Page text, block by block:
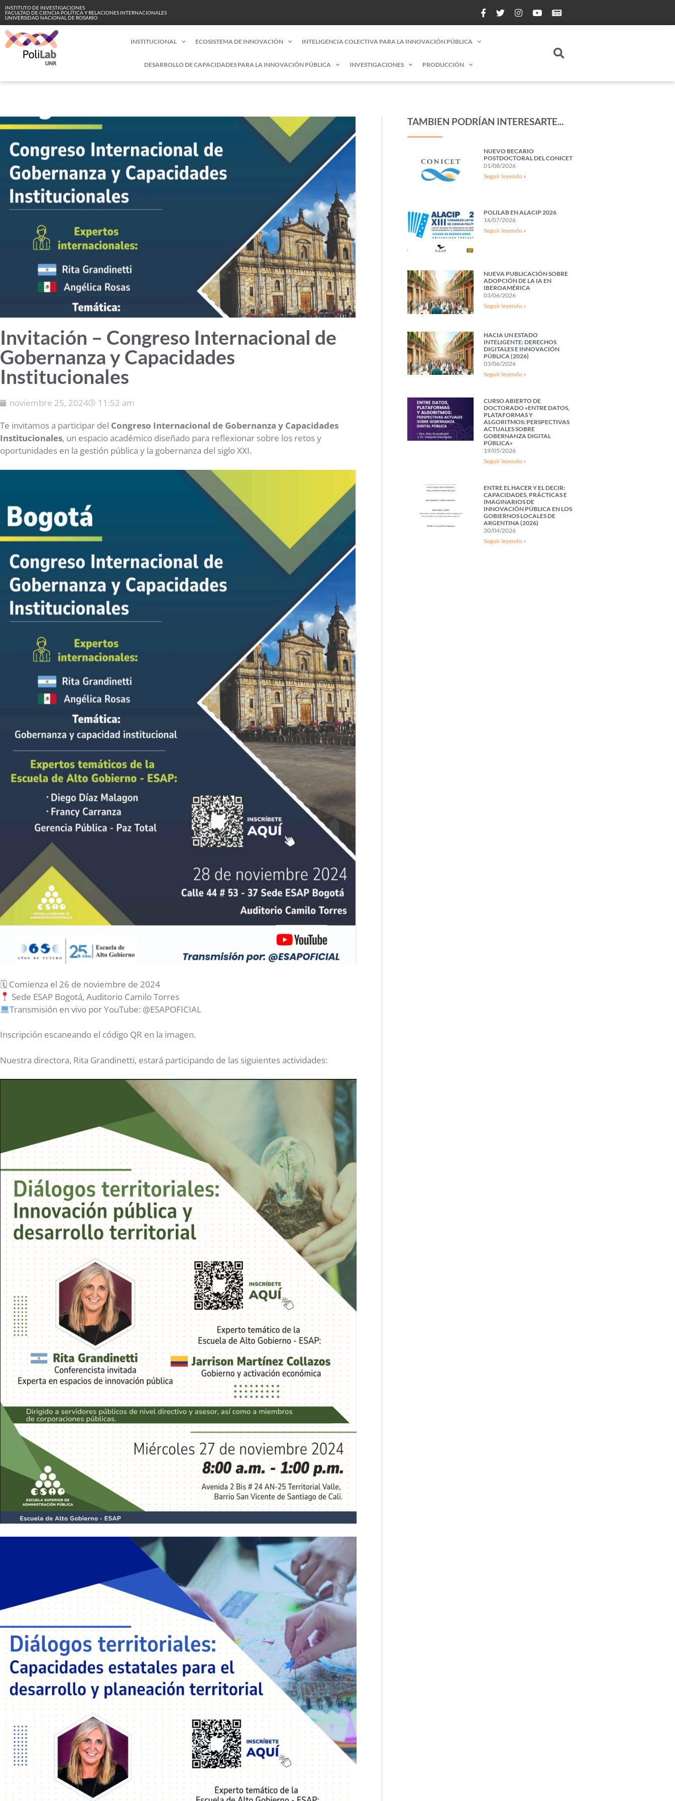
INSTITUTO DE INVESTIGACIONES
FACULTAD DE CIENCIA POLÍTICA Y RELACIONES INTERNACIONALES
UNIVERSIDAD NACIONAL DE ROSARIO
INSTITUCIONAL ECOSISTEMA DE INNOVACIÓN INTELIGENCIA COLECTIVA PARA LA INNOVACIÓN PÚBLICA
DESARROLLO DE CAPACIDADES PARA LA INNOVACIÓN PÚBLICA INVESTIGACIONES PRODUCCIÓN
Invitación – Congreso Internacional de
Gobernanza y Capacidades
Institucionales
noviembre 25, 2024
11:52 am
Te invitamos a participar del Congreso Internacional de Gobernanza y Capacidades
Institucionales, un espacio académico diseñado para reflexionar sobre los retos y
oportunidades en la gestión pública y la gobernanza del siglo XXI.
🗓 Comienza el 26 de noviembre de 2024
Sede ESAP Bogotá, Auditorio Camilo Torres
Transmisión en vivo por YouTube: @ESAPOFICIAL
Inscripción escaneando el código QR en la imagen.
Nuestra directora, Rita Grandinetti, estará participando de las siguientes actividades:
TAMBIEN PODRÍAN INTERESARTE...
NUEVO BECARIO
POSTDOCTORAL DEL CONICET
01/08/2026
Seguir leyendo »
POLILAB EN ALACIP 2026
16/07/2026
Seguir leyendo »
NUEVA PUBLICACIÓN SOBRE
ADOPCIÓN DE LA IA EN
IBEROAMÉRICA
03/06/2026
Seguir leyendo »
HACIA UN ESTADO
INTELIGENTE: DERECHOS
DIGITALES E INNOVACIÓN
PÚBLICA (2026)
03/06/2026
Seguir leyendo »
CURSO ABIERTO DE
DOCTORADO «ENTRE DATOS,
PLATAFORMAS Y
ALGORITMOS: PERSPECTIVAS
ACTUALES SOBRE
GOBERNANZA DIGITAL
PÚBLICA»
19/05/2026
Seguir leyendo »
ENTRE EL HACER Y EL DECIR:
CAPACIDADES, PRÁCTICAS E
IMAGINARIOS DE
INNOVACIÓN PÚBLICA EN LOS
GOBIERNOS LOCALES DE
ARGENTINA (2026)
30/04/2026
Seguir leyendo »